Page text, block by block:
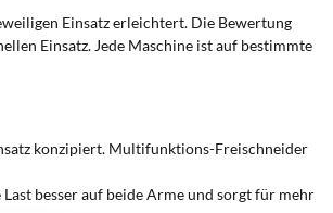
Einsatz erleichtert. Die Bewertung
Einsatz. Jede Maschine ist auf bestimmte
konzipiert. Multifunktions-Freischneider
besser auf beide Arme und sorgt für mehr